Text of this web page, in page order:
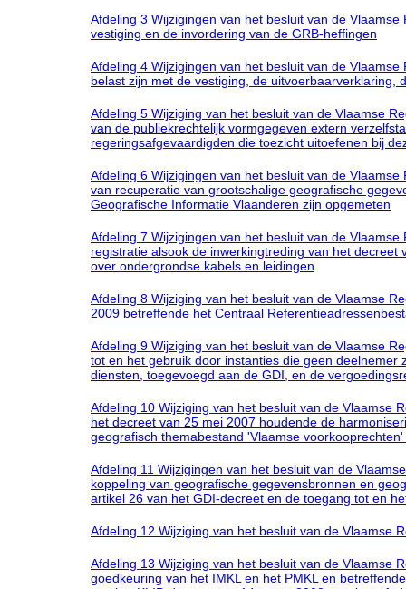
Afdeling 3 Wijzigingen van het besluit van de
vestiging en de invordering van de GRB-heffingen
Afdeling 4 Wijzigingen van het besluit van de
belast zijn met de vestiging, de
Afdeling 5 Wijziging van het besluit van de Vlaamse
van de publiekrechtelijk vormgegeven extern
regeringsafgevaardigden die toezicht uitoefenen bij
Afdeling 6 Wijzigingen van het besluit van de
van recuperatie van grootschalige geografische
Geografische Informatie Vlaanderen zijn opgemeten
Afdeling 7 Wijzigingen van het besluit van de
registratie alsook de inwerkingtreding van het
over ondergrondse kabels en leidingen
Afdeling 8 Wijziging van het besluit van de Vlaamse
2009 betreffende het Centraal
Afdeling 9 Wijziging van het besluit van de Vlaamse
tot en het gebruik door instanties die geen
diensten, toegevoegd aan de GDI, en de
Afdeling 10 Wijziging van het besluit van de Vlaamse
het decreet van 25 mei 2007 houdende de
geografisch themabestand 'Vlaamse
Afdeling 11 Wijzigingen van het besluit van de
koppeling van geografische gegevensbronnen en
artikel 26 van het GDI-decreet en de toegang tot en
Afdeling 12 Wijziging van het besluit van de Vlaamse
Afdeling 13 Wijziging van het besluit van de Vlaamse
goedkeuring van het IMKL en het PMKL en